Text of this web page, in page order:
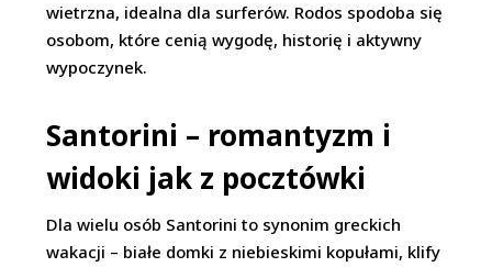
wietrzna, idealna dla surferów. Rodos spodoba się
osobom, które cenią wygodę, historię i aktywny
wypoczynek.
Santorini – romantyzm i
widoki jak z pocztówki
Dla wielu osób Santorini to synonim greckich
wakacji – białe domki z niebieskimi kopułami, klify